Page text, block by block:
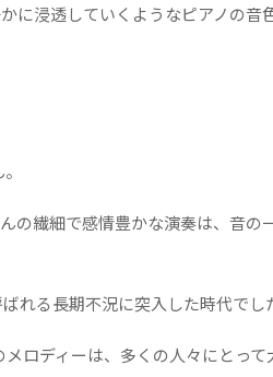
に浸透していくようなピアノの音
の繊細で感情豊かな演奏は、音の
れる長期不況に突入した時代でし
ロディーは、多くの人々にとって